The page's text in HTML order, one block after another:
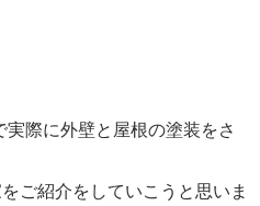
際に外壁と屋根の塗装をさ
ご紹介をしていこうと思いま